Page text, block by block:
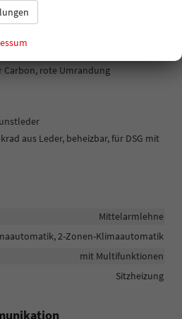
Carbon, rote Umrandung
aus Leder, beheizbar, für DSG mit
Mittelarmlehne
2-Zonen-Klimaautomatik
mit Multifunktionen
Sitzheizung